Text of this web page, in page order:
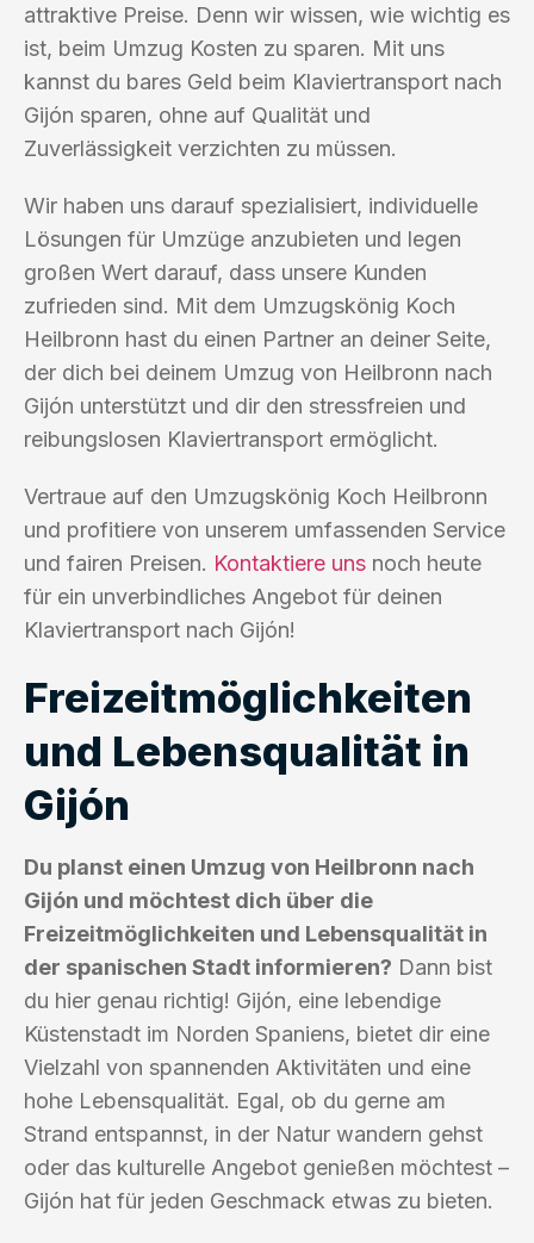
attraktive Preise. Denn wir wissen, wie wichtig es
ist, beim Umzug Kosten zu sparen. Mit uns
kannst du bares Geld beim Klaviertransport nach
Gijón sparen, ohne auf Qualität und
Zuverlässigkeit verzichten zu müssen.
Wir haben uns darauf spezialisiert, individuelle
Lösungen für Umzüge anzubieten und legen
großen Wert darauf, dass unsere Kunden
zufrieden sind. Mit dem Umzugskönig Koch
Heilbronn hast du einen Partner an deiner Seite,
der dich bei deinem Umzug von Heilbronn nach
Gijón unterstützt und dir den stressfreien und
reibungslosen Klaviertransport ermöglicht.
Vertraue auf den Umzugskönig Koch Heilbronn
und profitiere von unserem umfassenden Service
und fairen Preisen. Kontaktiere uns noch heute
für ein unverbindliches Angebot für deinen
Klaviertransport nach Gijón!
Freizeitmöglichkeiten
und Lebensqualität in
Gijón
Du planst einen Umzug von Heilbronn nach
Gijón und möchtest dich über die
Freizeitmöglichkeiten und Lebensqualität in
der spanischen Stadt informieren? Dann bist
du hier genau richtig! Gijón, eine lebendige
Küstenstadt im Norden Spaniens, bietet dir eine
Vielzahl von spannenden Aktivitäten und eine
hohe Lebensqualität. Egal, ob du gerne am
Strand entspannst, in der Natur wandern gehst
oder das kulturelle Angebot genießen möchtest –
Gijón hat für jeden Geschmack etwas zu bieten.